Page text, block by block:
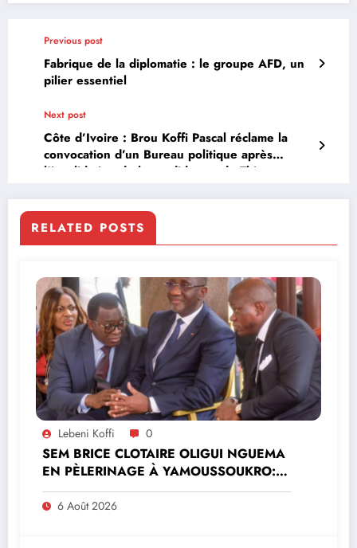
Previous post
Fabrique de la diplomatie : le groupe AFD, un
pilier essentiel
Next post
Côte d’Ivoire : Brou Koffi Pascal réclame la
convocation d’un Bureau politique après
l’invalidation de la candidature de Thiam
RELATED POSTS
Lebeni Koffi 0
SEM BRICE CLOTAIRE OLIGUI NGUEMA
EN PÈLERINAGE À YAMOUSSOUKRO:LE
MINISTRE PAULIN CLAUDE DANHO
PREND PART À LA CÉRÉMONIE
6 Août 2026